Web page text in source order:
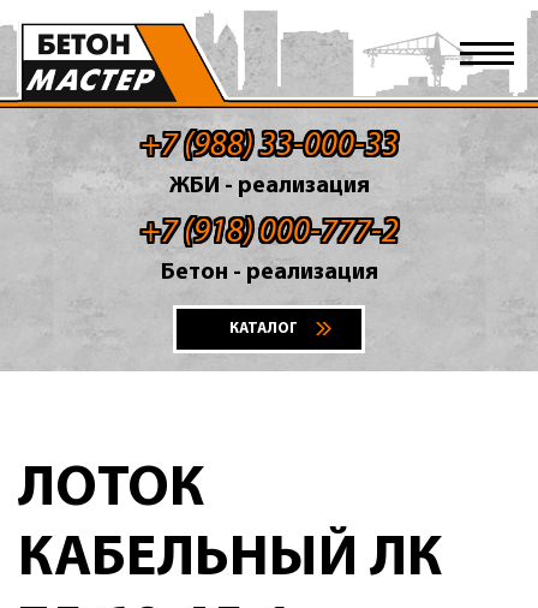
+7 (988) 33-000-33
ЖБИ - реализация
+7 (918) 000-777-2
Бетон - реализация
КАТАЛОГ
ЛОТОК
КАБЕЛЬНЫЙ ЛК